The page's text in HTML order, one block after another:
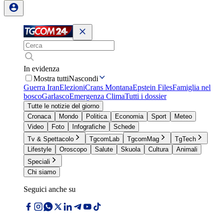
In evidenza
Mostra tuttiNascondi
Guerra IranElezioniCrans MontanaEpstein FilesFamiglia nel
boscoGarlascoEmergenza ClimaTutti i dossier
Tutte le notizie del giorno
Cronaca
Mondo Politica Economia Sport
Meteo
Video
Foto Infografiche
Schede
Tv & Spettacolo
TgcomLab TgcomMag
TgTech
Lifestyle
Oroscopo Salute Skuola Cultura
Animali
Speciali
Chi siamo
Seguici anche su